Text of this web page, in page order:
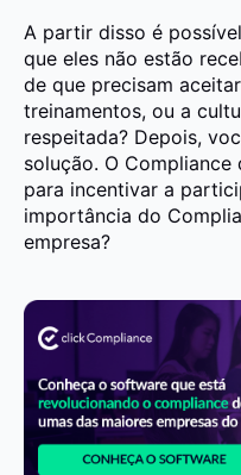
A partir disso é
que eles não estão
de que precisam
treinamentos, ou a
respeitada? Depois,
solução. O
para incentivar a
importância do
empresa?